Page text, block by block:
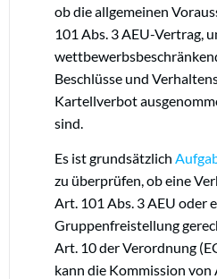
ob die allgemeinen
101 Abs. 3 AEU-Vertrag,
Beschlüsse und
Kartellverbot
sind.
Es ist grundsätzlich
zu überprüfen, ob eine
Art. 101 Abs. 3 AEU oder
Gruppenfreistellung
Art. 10 derVerordnung
kann die Kommission von